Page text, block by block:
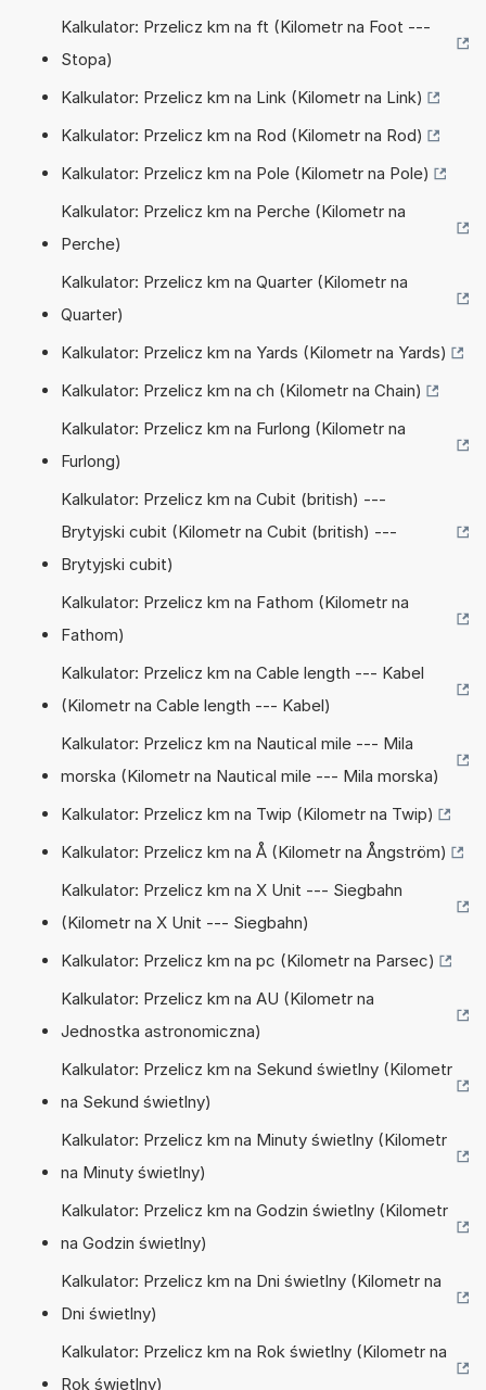
Kalkulator: Przelicz km na ft (Kilometr na Foot ---
Stopa)
Kalkulator: Przelicz km na Link (Kilometr na Link)
Kalkulator: Przelicz km na Rod (Kilometr na Rod)
Kalkulator: Przelicz km na Pole (Kilometr na Pole)
Kalkulator: Przelicz km na Perche (Kilometr na
Perche)
Kalkulator: Przelicz km na Quarter (Kilometr na
Quarter)
Kalkulator: Przelicz km na Yards (Kilometr na Yards)
Kalkulator: Przelicz km na ch (Kilometr na Chain)
Kalkulator: Przelicz km na Furlong (Kilometr na
Furlong)
Kalkulator: Przelicz km na Cubit (british) ---
Brytyjski cubit (Kilometr na Cubit (british) ---
Brytyjski cubit)
Kalkulator: Przelicz km na Fathom (Kilometr na
Fathom)
Kalkulator: Przelicz km na Cable length --- Kabel
(Kilometr na Cable length --- Kabel)
Kalkulator: Przelicz km na Nautical mile --- Mila
morska (Kilometr na Nautical mile --- Mila morska)
Kalkulator: Przelicz km na Twip (Kilometr na Twip)
Kalkulator: Przelicz km na Å (Kilometr na Ångström)
Kalkulator: Przelicz km na X Unit --- Siegbahn
(Kilometr na X Unit --- Siegbahn)
Kalkulator: Przelicz km na pc (Kilometr na Parsec)
Kalkulator: Przelicz km na AU (Kilometr na
Jednostka astronomiczna)
Kalkulator: Przelicz km na Sekund świetlny (Kilometr
na Sekund świetlny)
Kalkulator: Przelicz km na Minuty świetlny (Kilometr
na Minuty świetlny)
Kalkulator: Przelicz km na Godzin świetlny (Kilometr
na Godzin świetlny)
Kalkulator: Przelicz km na Dni świetlny (Kilometr na
Dni świetlny)
Kalkulator: Przelicz km na Rok świetlny (Kilometr na
Rok świetlny)